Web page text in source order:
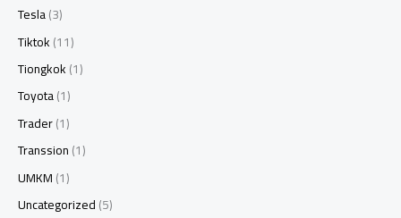
Tesla(3)
Tiktok(11)
Tiongkok(1)
Toyota(1)
Trader(1)
Transsion(1)
UMKM(1)
Uncategorized(5)